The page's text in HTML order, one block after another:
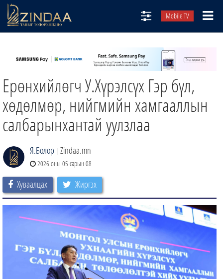
Mobile TV
ТВ8
ӨГЛӨӨНИЙ СОНИН
АУДИО ЗОХИОЛ
ЗИНДАА СЭТГҮҮЛ
Ерөнхийлөгч У.Хүрэлсүх Гэр бүл,
хөдөлмөр, нийгмийн хамгааллын
салбарынхантай уулзлаа
Я.Болор | Zindaa.mn
2026 оны 05 сарын 08
Хуваалцах Жиргэх